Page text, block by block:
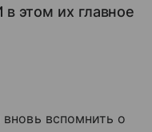
этом их главное
вспомнить о